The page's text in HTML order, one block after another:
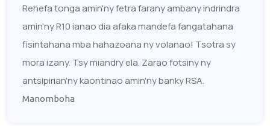
Rehefa tonga amin'ny fetra farany ambany indrindra
amin'ny R10 ianao dia afaka mandefa fangatahana
fisintahana mba hahazoana ny volanao! Tsotra sy
mora izany. Tsy miandry ela. Zarao fotsiny ny
antsipirian'ny kaontinao amin'ny banky RSA.
Manomboha